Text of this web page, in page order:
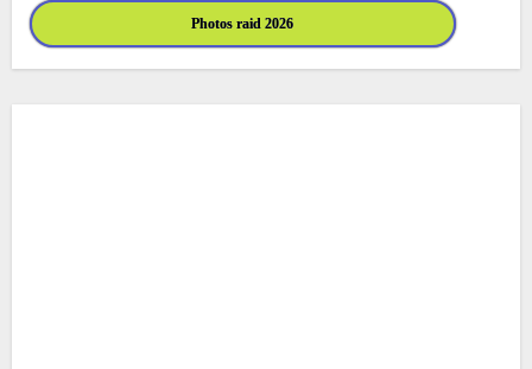
Photos raid 2026